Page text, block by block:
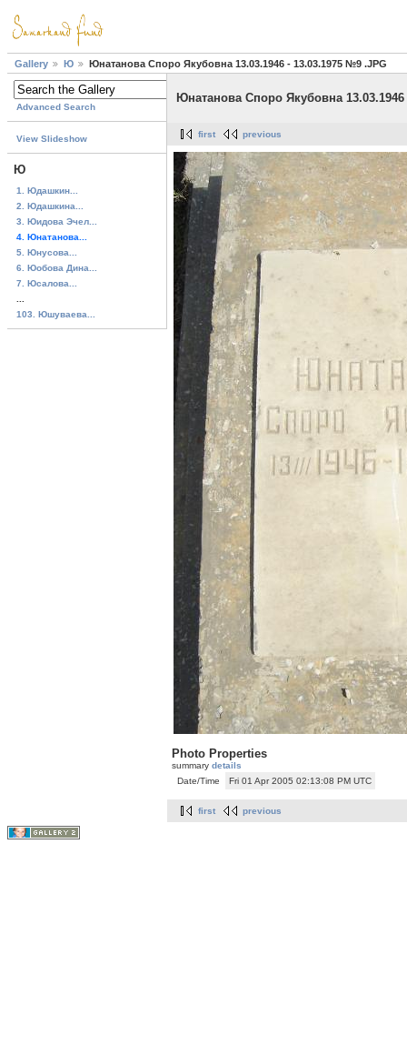
Gallery Ю Юнатанова Споро Якубовна 13.03.1946 - 13.03.1975 №9 .JPG
Advanced Search
View Slideshow
Ю
1. Юдашкин...
2. Юдашкина...
3. Юидова Эчел...
4. Юнатанова...
5. Юнусова...
6. Юобова Дина...
7. Юсалова...
103. Юшуваева...
Юнатанова Споро Якубовна
first previous
Photo Properties
summary details
Date/Time
Fri 01 Apr 2005 02:13:08 PM UTC
first previous